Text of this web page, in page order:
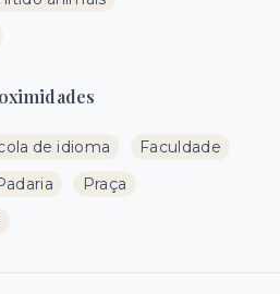
de idioma
Faculdade
Praça